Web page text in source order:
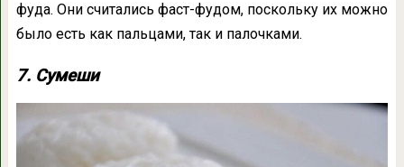
фуда. Они считались фаст-фудом, поскольку их можно
было есть как пальцами, так и палочками.
7. Сумеши